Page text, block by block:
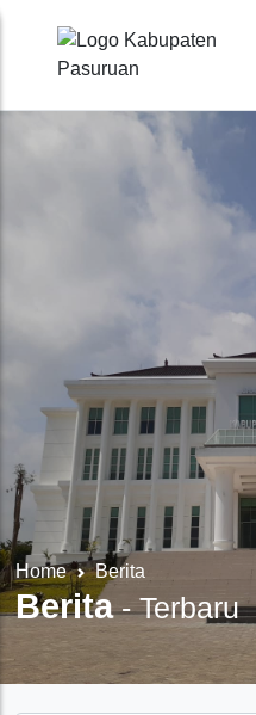
Home Berita
Berita-Terbaru